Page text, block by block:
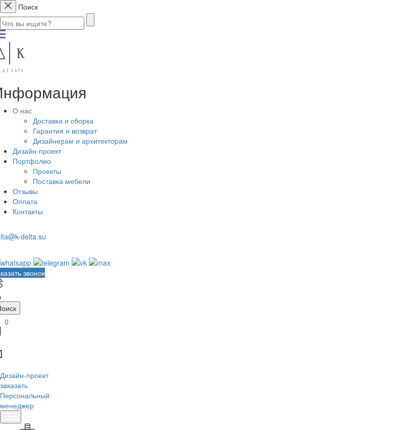
Поиск
О нас
Доставка и сборка
Гарантия и возврат
Дизайнерам и архитекторам
Дизайн-проект
Портфолио
Проекты
Поставка мебели
Отзывы
Оплата
Контакты
delta.su
звонок
0
Дизайн-проект
заказать
Персональный
менеджер